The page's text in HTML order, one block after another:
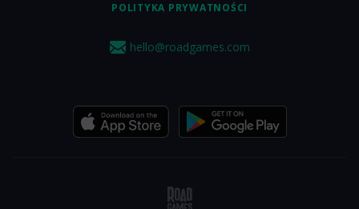
POLITYKA PRYWATNOŚCI
hello@roadgames.com